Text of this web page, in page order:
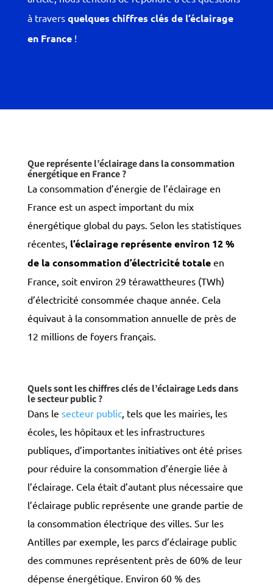
à travers quelques chiffres clés de l’éclairage
en France !
Que représente l’éclairage dans la consommation
énergétique en France ?
La consommation d’énergie de l’éclairage en
France est un aspect important du mix
énergétique global du pays. Selon les statistiques
récentes, l’éclairage représente environ 12 %
de la consommation d’électricité totaleen
France, soit environ 29 térawattheures (TWh)
d’électricité consommée chaque année. Cela
équivaut à la consommation annuelle de près de
12 millions de foyers français.
Quels sont les chiffres clés de l’éclairage Leds dans
le secteur public ?
Dans le secteur public, tels que les mairies, les
écoles, les hôpitaux et les infrastructures
publiques, d’importantes initiatives ont été prises
pour réduire la consommation d’énergie liée à
l’éclairage. Cela était d’autant plus nécessaire que
l’éclairage public représente une grande partie de
la consommation électrique des villes. Sur les
Antilles par exemple, les parcs d’éclairage public
des communes représentent près de 60% de leur
dépense énergétique. Environ 60 % des